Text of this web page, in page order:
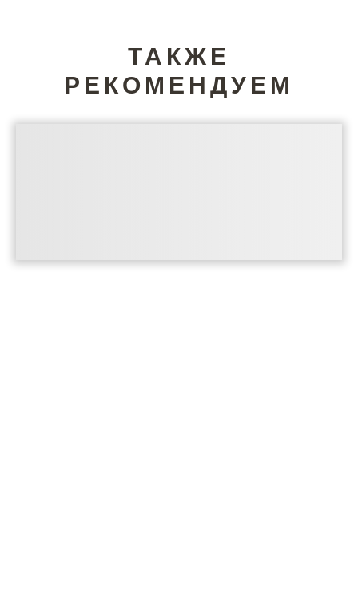
ТАКЖЕ
РЕКОМЕНДУЕМ